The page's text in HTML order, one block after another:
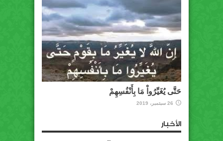
حَتَّى يُغَيِّرُواْ مَا بِأَنْفُسِهِمْ
26 سبتمبر، 2019
الأخبار